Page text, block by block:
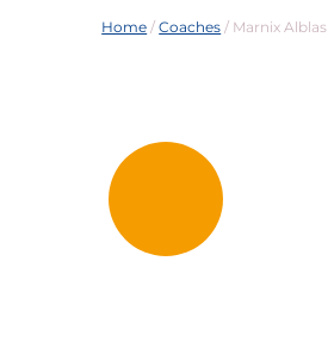
Home /Coaches / Marnix Alblas